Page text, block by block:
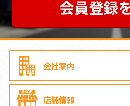
会社案内
店舗情報